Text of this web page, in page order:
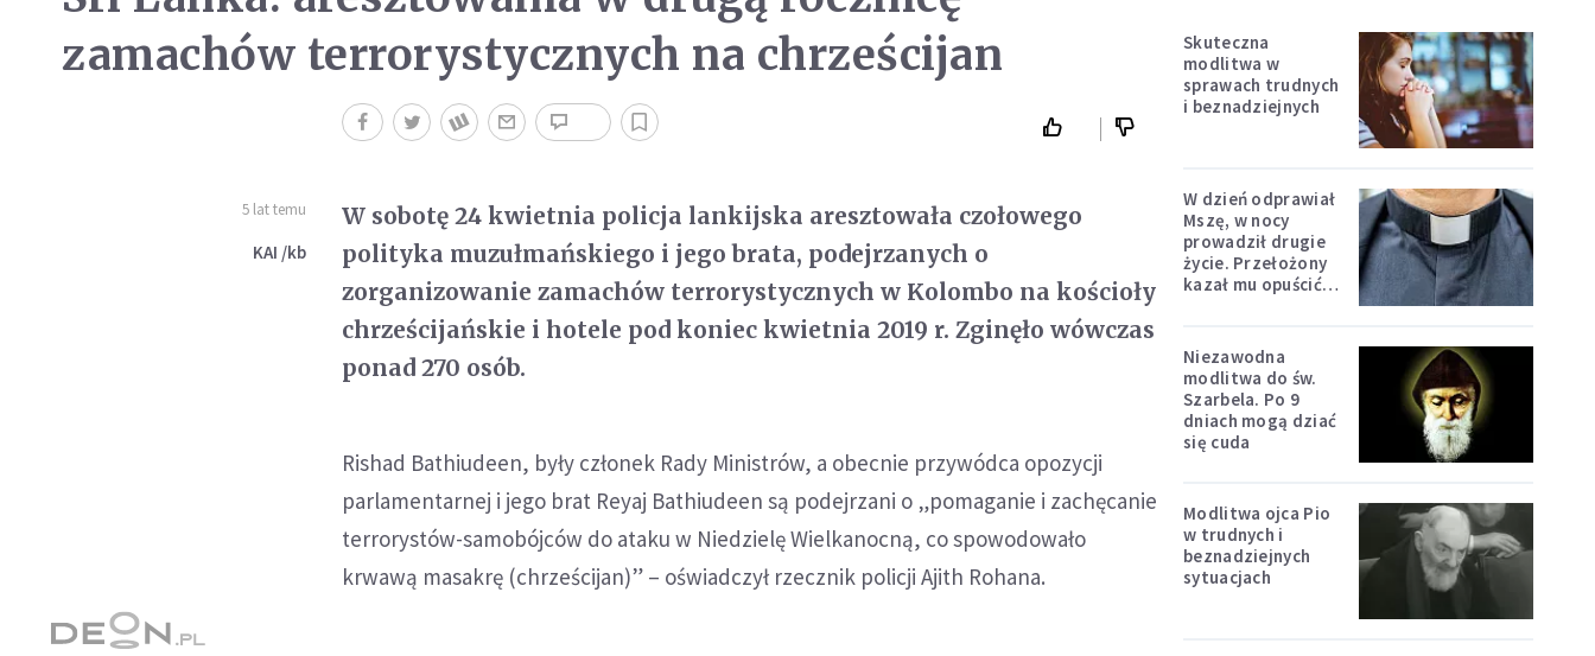
zamachów terrorystycznych na chrześcijan
5 lat temu
KAI /kb
W sobotę 24 kwietnia policja lankijska aresztowała czołowego
polityka muzułmańskiego i jego brata, podejrzanych o
zorganizowanie zamachów terrorystycznych w Kolombo na kościoły
chrześcijańskie i hotele pod koniec kwietnia 2019 r. Zginęło wówczas
ponad 270 osób.
Rishad Bathiudeen, były członek Rady Ministrów, a obecnie przywódca opozycji
parlamentarnej i jego brat Reyaj Bathiudeen są podejrzani o „pomaganie i zachęcanie
terrorystów-samobójców do ataku w Niedzielę Wielkanocną, co spowodowało
krwawą masakrę (chrześcijan)” – oświadczył rzecznik policji Ajith Rohana.
Skuteczna
modlitwa w
sprawach trudnych
i beznadziejnych
W dzień odprawiał
Mszę, w nocy
prowadził drugie
życie. Przełożony
kazał mu opuścić
Niezawodna
modlitwa do św.
Szarbela. Po 9
dniach mogą dziać
się cuda
Modlitwa ojca Pio
w trudnych i
beznadziejnych
sytuacjach